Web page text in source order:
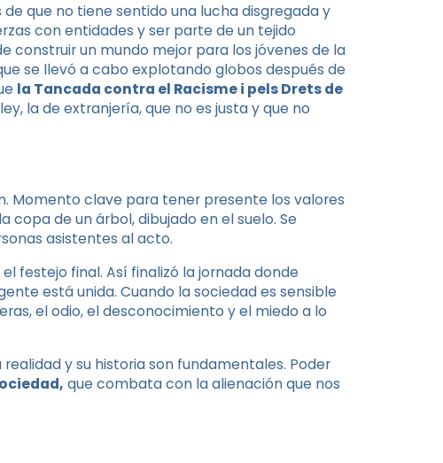
que no tiene sentido una lucha disgregada y
con entidades y ser parte de un tejido
construir un mundo mejor para los jóvenes de la
se llevó a cabo explotando globos después de
la Tancada contra el Racisme i pels Drets de
la de extranjería, que no es justa y que no
Momento clave para tener presente los valores
copa de un árbol, dibujado en el suelo. Se
asistentes al acto.
festejo final. Así finalizó la jornada donde
está unida. Cuando la sociedad es sensible
el odio, el desconocimiento y el miedo a lo
y su historia son fundamentales. Poder
que combata con la alienación que nos